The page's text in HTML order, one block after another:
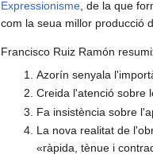
Expressionisme , de la que
com la seua millor producció
Francisco Ruiz Ramón
Azorín senyala
Creida l'atenció sobre
Fa insistència sobre
La nova realitat de
«ràpida, tènue i